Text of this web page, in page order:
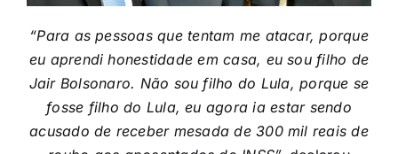
“Para as pessoas que tentam me atacar, porque
eu aprendi honestidade em casa, eu sou filho de
Jair Bolsonaro. Não sou filho do Lula, porque se
fosse filho do Lula, eu agora ia estar sendo
acusado de receber mesada de 300 mil reais de